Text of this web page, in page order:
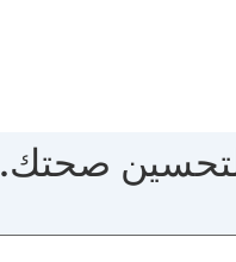
لتحسين صحتك.